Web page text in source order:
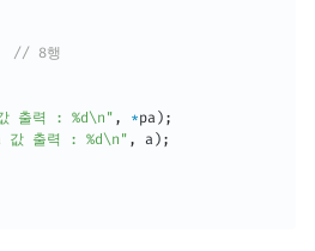
// 8행
출력 : %d\n" , *pa ) ;
값 출력 : %d\n" , a ) ;